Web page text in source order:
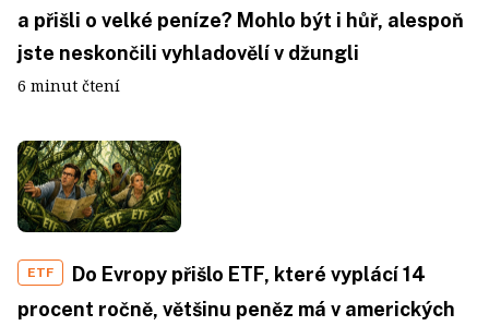
a přišli o velké peníze? Mohlo být i hůř, alespoň
jste neskončili vyhladovělí v džungli
6 minut čtení
ETF
Do Evropy přišlo ETF, které vyplácí 14
procent ročně, většinu peněz má v amerických